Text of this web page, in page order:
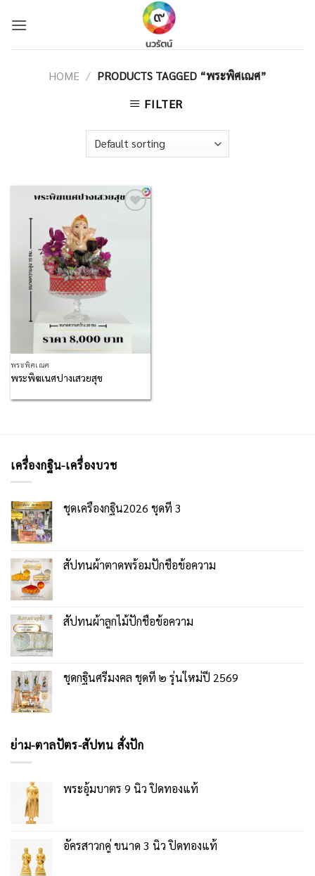
HOME / PRODUCTS TAGGED “พระพิศเณศ”
FILTER
พระพิศเณศ
พระพิฆเนศปางเสวยสุข
เครื่องกฐิน-เครื่องบวช
ชุดเครื่องกฐิน2026 ชุดที่ 3
สัปทนผ้าตาดพร้อมปักชื่อข้อความ
สัปทนผ้าลูกไม้ปักชื่อข้อความ
ชุดกฐินศรีมงคล ชุดที่ ๒ รุ่นใหม่ปี 2569
ย่าม-ตาลปัตร-สัปทน สั่งปัก
พระอุ้มบาตร 9 นิ้ว ปิดทองแท้
อัครสาวกคู่ ขนาด 3 นิ้ว ปิดทองแท้